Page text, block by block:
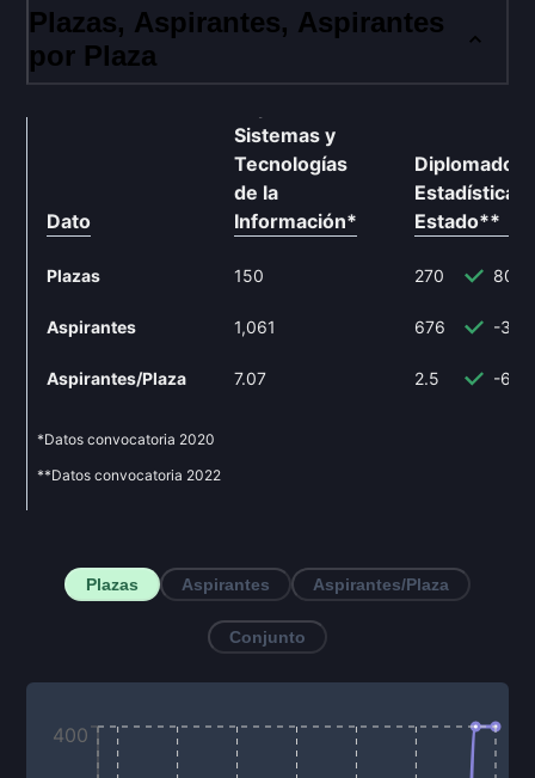
Plazas, Aspirantes, Aspirantes
por Plaza
Dato
Cuerpo
Sistemas y
Tecnologías
de la
Información*
Plazas 150
Aspirantes 1,061
Aspirantes/Plaza 7.07
Diplomado
Estadística
Estado**
270 80%
676 -
2.5 -
*Datos convocatoria 2020
**Datos convocatoria 2022
Plazas Aspirantes Aspirantes/Plaza
Conjunto
400